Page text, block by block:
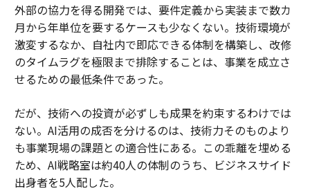
外部の協力を得る開発では、要件定義から実装まで数カ
月から年単位を要するケースも少なくない。技術環境が
激変するなか、自社内で即応できる体制を構築し、改修
のタイムラグを極限まで排除することは、事業を成立さ
せるための最低条件であった。
だが、技術への投資が必ずしも成果を約束するわけでは
ない。AI活用の成否を分けるのは、技術力そのものより
も事業現場の課題との適合性にある。この乖離を埋める
ため、AI戦略室は約40人の体制のうち、ビジネスサイド
出身者を5人配した。